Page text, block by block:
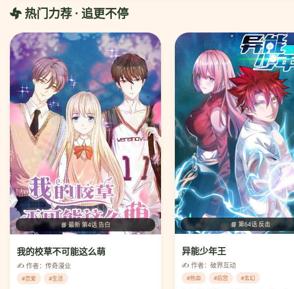
热门力荐 · 追更不停
📘 最新 第4话 告白
我的校草不可能这么萌
✍️ 作者：传奇漫业
#恋爱 #生活
📘 第64话 反击
异能少年王
✍️ 作者：破界互动
#热血 #后宫 #玄幻